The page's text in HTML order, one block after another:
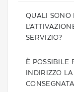
QUALI SONO
SERVIZIO?
È POSSIBILE
INDIRIZZO